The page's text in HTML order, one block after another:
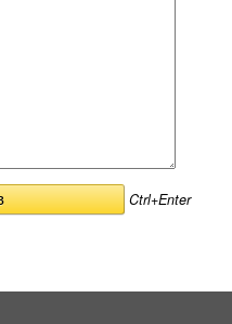
Ctrl+Enter